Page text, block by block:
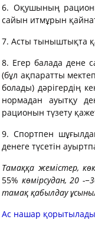
6. Оқушының
сайын итмұрын
7. Асты тыныштықта
8. Егер балада дене
(бұл ақпаратты
болады) дәрігердің
нормадан ауытқу
рационын түзету
9. Спортпен
денеге түсетін
Тамаққа жемістер,
55% көмірсудан,20 -
тамақ қабылдау
Ас нашар